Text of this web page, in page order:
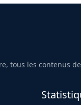
tous les contenus